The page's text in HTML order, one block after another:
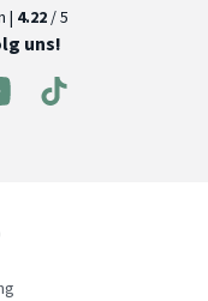
| 4.22 / 5
uns!